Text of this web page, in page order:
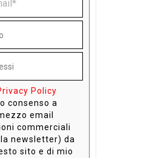
Policy
consenso a
email
commerciali
newsletter) da
sito e di mio